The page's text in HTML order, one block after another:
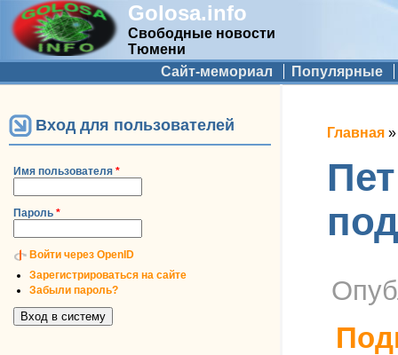
Golosa.info
Свободные новости
Тюмени
Дополнительное меню
Сайт-мемориал Популярные
Вход для пользователей
Имя пользователя *
Пароль *
Войти через OpenID
Зарегистрироваться на сайте
Забыли пароль?
Вы
Главная